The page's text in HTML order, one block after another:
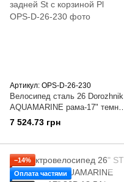
Артикул: OPS-D-26-230
Велосипед сталь 26 Dorozhnik
AQUAMARINE рама-17" темно-
фиолетовый с багажником
задней St с корзиной Pl
7 524.73 грн
−14%
Оплата частями